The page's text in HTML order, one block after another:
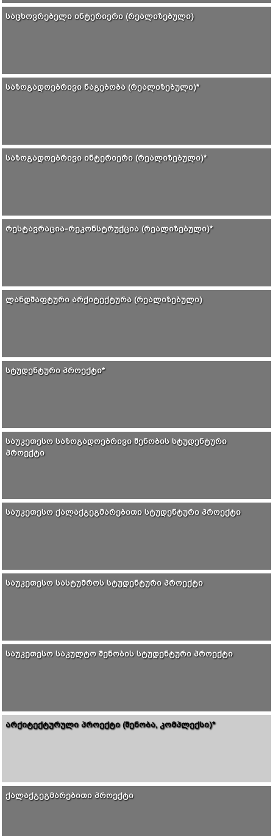
ᲡᲐᲪᲮᲝᲕᲠᲔᲑᲔᲚᲘ ᲘᲜᲢᲔᲠᲘᲔᲠᲘ (ᲠᲔᲐᲚᲘᲖᲔᲑᲣᲚᲘ)
ᲡᲐᲖᲝᲒᲐᲓᲝᲔᲑᲠᲘᲕᲘ ᲜᲐᲒᲔᲑᲝᲑᲐ (ᲠᲔᲐᲚᲘᲖᲔᲑᲣᲚᲘ)*
ᲡᲐᲖᲝᲒᲐᲓᲝᲔᲑᲠᲘᲕᲘ ᲘᲜᲢᲔᲠᲘᲔᲠᲘ (ᲠᲔᲐᲚᲘᲖᲔᲑᲣᲚᲘ)*
ᲠᲔᲡᲢᲐᲕᲠᲐᲪᲘᲐ-ᲠᲔᲙᲝᲜᲡᲢᲠᲣᲥᲪᲘᲐ (ᲠᲔᲐᲚᲘᲖᲔᲑᲣᲚᲘ)*
ᲚᲐᲜᲓᲨᲐᲤᲢᲣᲠᲘ ᲐᲠᲥᲘᲢᲔᲥᲢᲣᲠᲐ (ᲠᲔᲐᲚᲘᲖᲔᲑᲣᲚᲘ)
ᲡᲢᲣᲓᲔᲜᲢᲣᲠᲘ ᲞᲠᲝᲔᲥᲢᲘ*
ᲡᲐᲣᲙᲔᲗᲔᲡᲝ ᲡᲐᲖᲝᲒᲐᲓᲝᲔᲑᲠᲘᲕᲘ ᲨᲔᲜᲝᲑᲘᲡ ᲡᲢᲣᲓᲔᲜᲢᲣᲠᲘ
ᲞᲠᲝᲔᲥᲢᲘ
ᲡᲐᲣᲙᲔᲗᲔᲡᲝ ᲥᲐᲚᲐᲥᲒᲔᲒᲛᲐᲠᲔᲑᲘᲗᲘ ᲡᲢᲣᲓᲔᲜᲢᲣᲠᲘ ᲞᲠᲝᲔᲥᲢᲘ
ᲡᲐᲣᲙᲔᲗᲔᲡᲝ ᲡᲐᲡᲢᲣᲛᲠᲝᲡ ᲡᲢᲣᲓᲔᲜᲢᲣᲠᲘ ᲞᲠᲝᲔᲥᲢᲘ
ᲡᲐᲣᲙᲔᲗᲔᲡᲝ ᲡᲐᲙᲣᲚᲢᲝ ᲨᲔᲜᲝᲑᲘᲡ ᲡᲢᲣᲓᲔᲜᲢᲣᲠᲘ ᲞᲠᲝᲔᲥᲢᲘ
ᲐᲠᲥᲘᲢᲔᲥᲢᲣᲠᲣᲚᲘ ᲞᲠᲝᲔᲥᲢᲘ (ᲨᲔᲜᲝᲑᲐ, ᲙᲝᲛᲞᲚᲔᲥᲡᲘ)*
ᲥᲐᲚᲐᲥᲒᲔᲒᲛᲐᲠᲔᲑᲘᲗᲘ ᲞᲠᲝᲔᲥᲢᲘ